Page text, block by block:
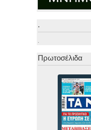
.
.
Πρωτοσέλιδα